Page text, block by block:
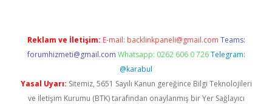
Reklam ve İletişim: E-mail: backlinkpaneli@gmail.com Teams:
forumhizmeti@gmail.com Whatsapp: 0262 606 0 726 Telegram:
@karabul
Yasal Uyarı: Sitemiz, 5651 Sayılı Kanun gereğince Bilgi Teknolojileri
ve İletişim Kurumu (BTK) tarafından onaylanmış bir Yer Sağlayıcı